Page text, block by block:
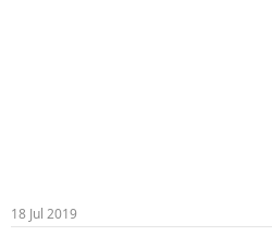
18 Jul 2019